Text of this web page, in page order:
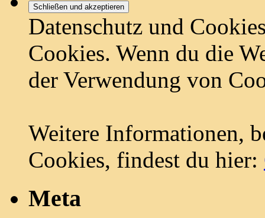
Datenschutz und
Cookies. Wenn du die
der Verwendung von
Weitere Informationen,
Cookies, findest du hier:
Meta